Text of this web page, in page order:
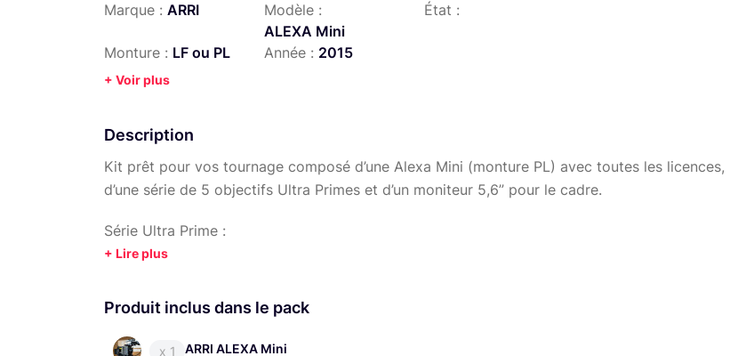
Marque : ARRI
Modèle :
ALEXA Mini
État :
Monture : LF ou PL Année : 2015
+ Voir plus
Description
Kit prêt pour vos tournage composé d’une Alexa Mini (monture PL) avec toutes les licences,
d’une série de 5 objectifs Ultra Primes et d’un moniteur 5,6” pour le cadre.
Série Ultra Prime :
16 mm, 24 mm, 32 mm, 50 mm, 85 mm
4x Batteries 200wH Bebob
3x Cartes CFAST SanDisk 256 Go
Produit inclus dans le pack
x 1 ARRI ALEXA Mini